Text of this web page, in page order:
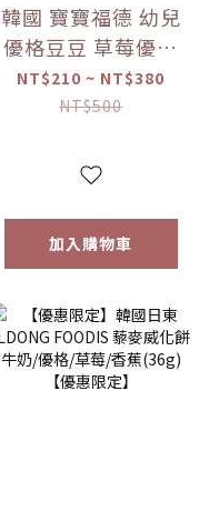
韓國 寶寶福德 幼兒
優格豆豆 草莓優格
豆逗餅(17g) 【優惠
限定】 1入/兩入組
NT$210 ~ NT$380
NT$500
加入購物車